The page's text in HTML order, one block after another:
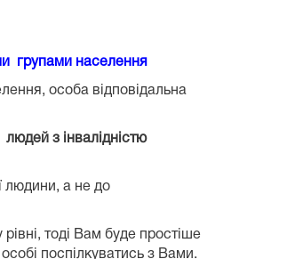
групами населення
особа відповідальна
з інвалідністю
людини, а не до
тоді Вам буде простіше
поспілкуватись з Вами.